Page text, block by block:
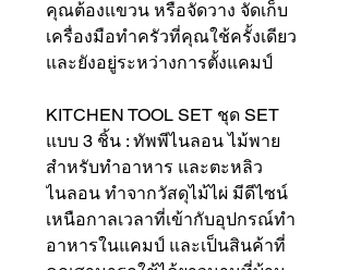
คุณต้องแขวน หรือจัดวาง จัดเก็บ
เครื่องมือทำครัวที่คุณใช้ครั้งเดียว
และยังอยู่ระหว่างการตั้งแคมป์
KITCHEN TOOL SET ชุด SET
แบบ 3 ชิ้น : ทัพพีไนลอน ไม้พาย
สำหรับทำอาหาร และตะหลิว
ไนลอน ทำจากวัสดุไม้ไผ่ มีดีไซน์
เหนือกาลเวลาที่เข้ากับอุปกรณ์ทำ
อาหารในแคมป์ และเป็นสินค้าที่